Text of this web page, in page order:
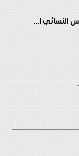
النسائي ا...